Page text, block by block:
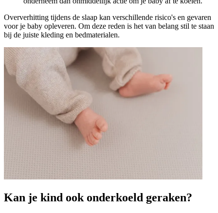
Oververhitting tijdens de slaap kan verschillende risico's en gevaren
voor je baby opleveren. Om deze reden is het van belang stil te staan
bij de juiste kleding en bedmaterialen.
Kan je kind ook onderkoeld geraken?